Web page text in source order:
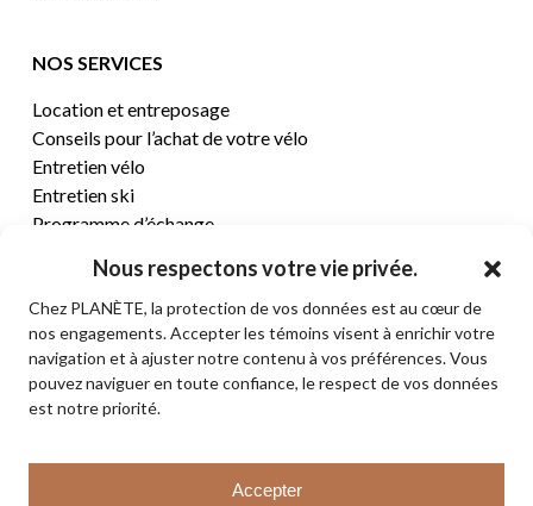
Nous respectons votre vie privée.
Chez PLANÈTE, la protection de vos données est au cœur de
nos engagements. Accepter les témoins visent à enrichir votre
navigation et à ajuster notre contenu à vos préférences. Vous
pouvez naviguer en toute confiance, le respect de vos données
est notre priorité.
Accepter
Sous-total: 0,00$
NOS SERVICES
Location et entreposage
Conseils pour l’achat de votre vélo
Entretien vélo
Entretien ski
Programme d’échange
CENTRE D’AIDE
Termes et conditions de vente
Retours et remboursements
Politique de confidentialité